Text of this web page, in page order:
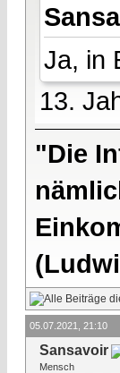
Ja, in
13.
"Die
05.07.2021, 21:10
Sansavoir
Mensch